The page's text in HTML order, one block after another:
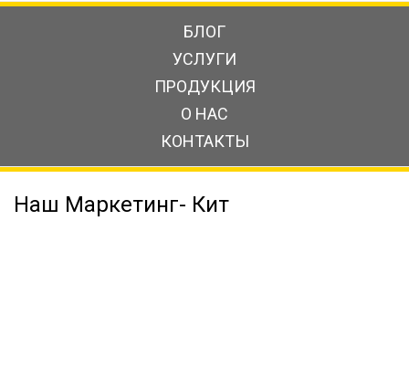
БЛОГ
УСЛУГИ
ПРОДУКЦИЯ
О НАС
КОНТАКТЫ
Наш Маркетинг- Кит